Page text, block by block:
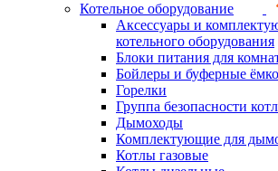
Котельное оборудование
Аксессуары и
котельного оборудования
Блоки питания для
Бойлеры и буферные
Горелки
Группа безопасности
Дымоходы
Комплектующие для
Котлы газовые